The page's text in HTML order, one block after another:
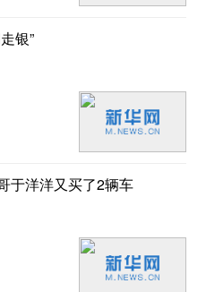
银”
于洋洋又买了2辆车